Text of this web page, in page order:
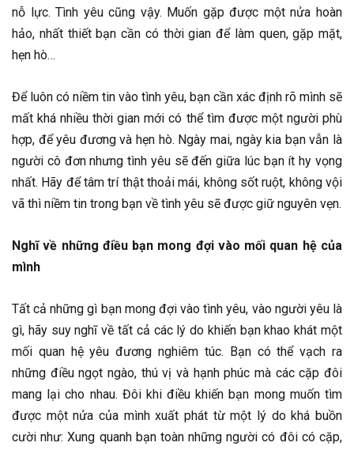
nỗ lực. Tình yêu cũng vậy. Muốn gặp được một nửa hoàn
hảo, nhất thiết bạn cần có thời gian để làm quen, gặp mặt,
hẹn hò…
Để luôn có niềm tin vào tình yêu, bạn cần xác định rõ mình sẽ
mất khá nhiều thời gian mới có thể tìm được một người phù
hợp, để yêu đương và hẹn hò. Ngày mai, ngày kia bạn vẫn là
người cô đơn nhưng tình yêu sẽ đến giữa lúc bạn ít hy vọng
nhất. Hãy để tâm trí thật thoải mái, không sốt ruột, không vội
vã thì niềm tin trong bạn về tình yêu sẽ được giữ nguyên vẹn.
Nghĩ về những điều bạn mong đợi vào mối quan hệ của
mình
Tất cả những gì bạn mong đợi vào tình yêu, vào người yêu là
gì, hãy suy nghĩ về tất cả các lý do khiến bạn khao khát một
mối quan hệ yêu đương nghiêm túc. Bạn có thể vạch ra
những điều ngọt ngào, thú vị và hạnh phúc mà các cặp đôi
mang lại cho nhau. Đôi khi điều khiến bạn mong muốn tìm
được một nửa của mình xuất phát từ một lý do khá buồn
cười như: Xung quanh bạn toàn những người có đôi có cặp,